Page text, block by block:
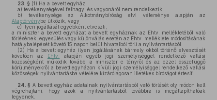
23. § (1) Ha a bevett egyház
a) tevékenységével felhagy, és vagyonáról nem rendelkezik,
b) tevékenysége az Alkotmánybíróság elvi véleménye alapján az
Alaptörvénybe ütközik, vagy
c) ilyen jogállását egyébként elveszti,
a miniszter a bevett egyházat a bevett egyháznak az Ehtv. mellékletéből való
törlésének, egyesülés vagy különválás esetén az Ehtv. melléklete módosításának
hatálybalépését követő 15 napon belül hivatalból törli a nyilvántartásból.
(2) Ha a bevett egyház ilyen jogállásának bármely okból történő elvesztését
követően az Ehtv.
alapján egyéb jogi személyiséggel rendelkező vallási
közösségként működik tovább, a miniszter e tényről és az ezzel összefüggő
körülményekről a bevett egyházon kívüli jogi személyiséggel rendelkező vallási
közösségek nyilvántartásba vételére kizárólagosan illetékes bíróságot értesíti.
24. § A bevett egyház adatainak nyilvántartásból való törlését oly módon kell
végrehajtani, hogy azok a nyilvántartásból továbbra is megállapíthatóak
legyenek.